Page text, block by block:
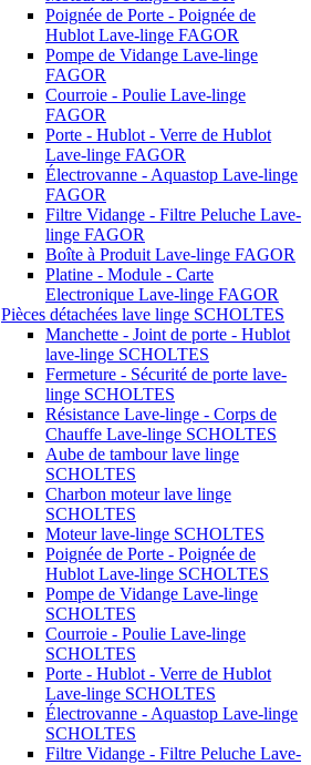
Poignée de Porte - Poignée de
Hublot Lave-linge FAGOR
Pompe de Vidange Lave-linge
FAGOR
Courroie - Poulie Lave-linge
FAGOR
Porte - Hublot - Verre de Hublot
Lave-linge FAGOR
Électrovanne - Aquastop Lave-linge
FAGOR
Filtre Vidange - Filtre Peluche Lave-
linge FAGOR
Boîte à Produit Lave-linge FAGOR
Platine - Module - Carte
Electronique Lave-linge FAGOR
Pièces détachées lave linge SCHOLTES
Manchette - Joint de porte - Hublot
lave-linge SCHOLTES
Fermeture - Sécurité de porte lave-
linge SCHOLTES
Résistance Lave-linge - Corps de
Chauffe Lave-linge SCHOLTES
Aube de tambour lave linge
SCHOLTES
Charbon moteur lave linge
SCHOLTES
Moteur lave-linge SCHOLTES
Poignée de Porte - Poignée de
Hublot Lave-linge SCHOLTES
Pompe de Vidange Lave-linge
SCHOLTES
Courroie - Poulie Lave-linge
SCHOLTES
Porte - Hublot - Verre de Hublot
Lave-linge SCHOLTES
Électrovanne - Aquastop Lave-linge
SCHOLTES
Filtre Vidange - Filtre Peluche Lave-